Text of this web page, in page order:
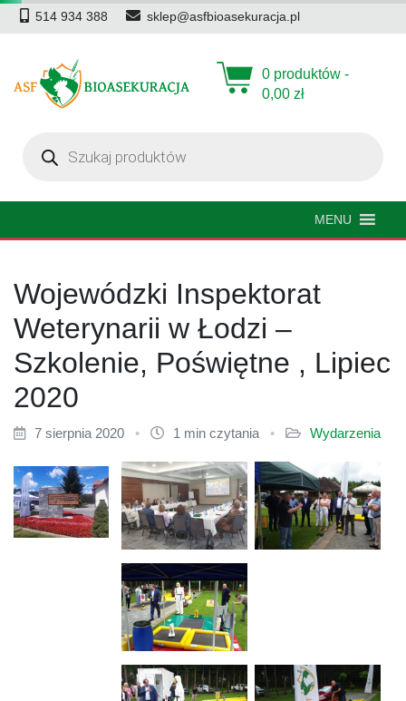
514 934 388 sklep@asfbioasekuracja.pl
0 produktów -
0,00 zł
produktów
MENU
Wojewódzki Inspektorat
Weterynarii w Łodzi –
Szkolenie, Poświętne , Lipiec
2020
7 sierpnia 2020 • 1 min czytania • Wydarzenia